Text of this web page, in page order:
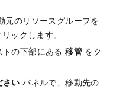
元のリソースグループを
ックします。
トの下部にある移管 をク
さい パネルで、移動先の